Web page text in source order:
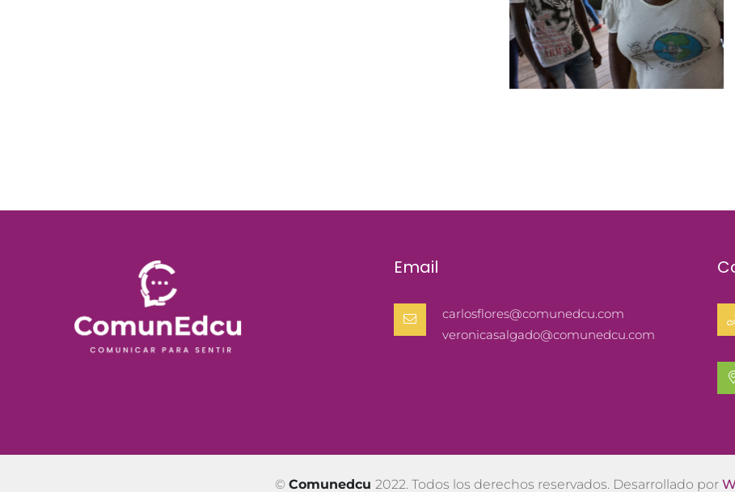
Email
carlosflores@comunedcu.com
veronicasalgado@comunedcu.com
© Comunedcu 2022. Todos los derechos reservados. Desarrollado por